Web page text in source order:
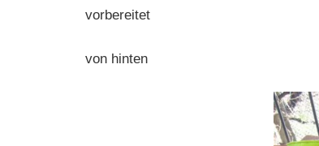
vorbereitet
von hinten